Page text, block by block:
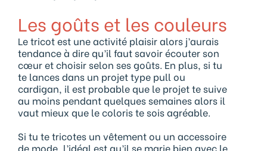
Les goûts et les couleurs
Le tricot est une activité plaisir alors j’aurais
tendance à dire qu’il faut savoir écouter son
cœur et choisir selon ses goûts. En plus, si tu
te lances dans un projet type pull ou
cardigan, il est probable que le projet te suive
au moins pendant quelques semaines alors il
vaut mieux que le coloris te sois agréable.
Si tu te tricotes un vêtement ou un accessoire
de mode, l’idéal est qu’il se marie bien avec le